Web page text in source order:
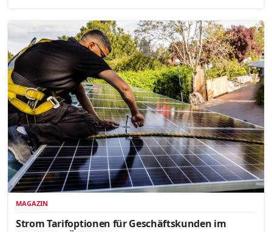
MAGAZIN
Strom Tarifoptionen für Geschäftskunden im